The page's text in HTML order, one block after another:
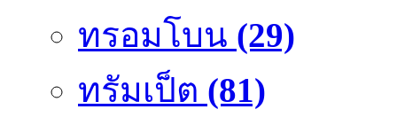
ทรอมโบน (29)
ทรัมเป็ต (81)